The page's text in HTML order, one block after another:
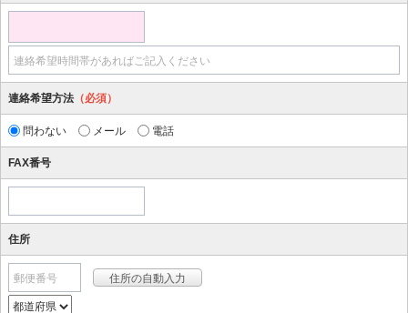
連絡希望時間帯があればご記入ください
連絡希望方法 （必須）
問わない メール 電話
FAX番号
住所
郵便番号